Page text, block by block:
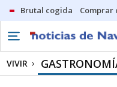
Brutal cogida Comprar
VIVIR